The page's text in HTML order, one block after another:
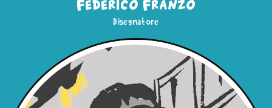
Federico Franzò
Disegnatore